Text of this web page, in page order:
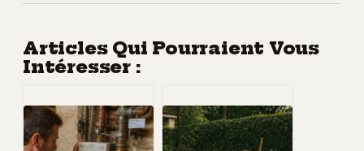
Articles Qui Pourraient Vous
Intéresser :